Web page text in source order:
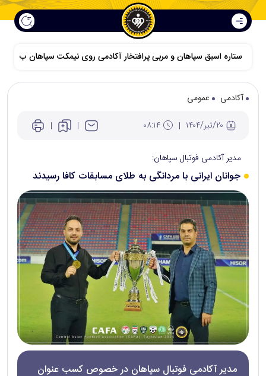
ستاره اسبق سپاهان و مربی پرافتخار آکادمی روی نیمکت سپاهان ب
آکادمی
عمومی
مدیر آکادمی فوتبال سپاهان:
جوانان ایرانی با مردانگی به طلای مسابقات کافا رسیدند
مدیر آکادمی فوتبال سپاهان در خصوص کسب عنوان